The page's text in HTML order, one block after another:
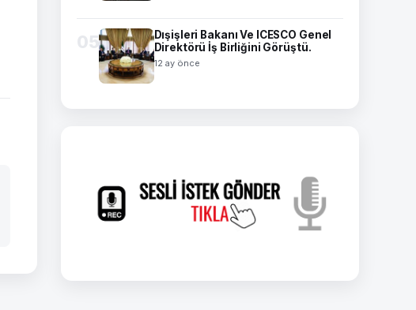
05
Dışişleri Bakanı Ve ICESCO Genel
Direktörü İş Birliğini Görüştü.
12 ay önce